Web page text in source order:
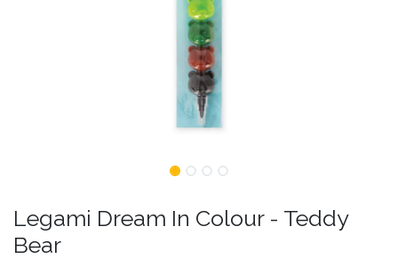
Legami Dream In Colour - Teddy
Bear